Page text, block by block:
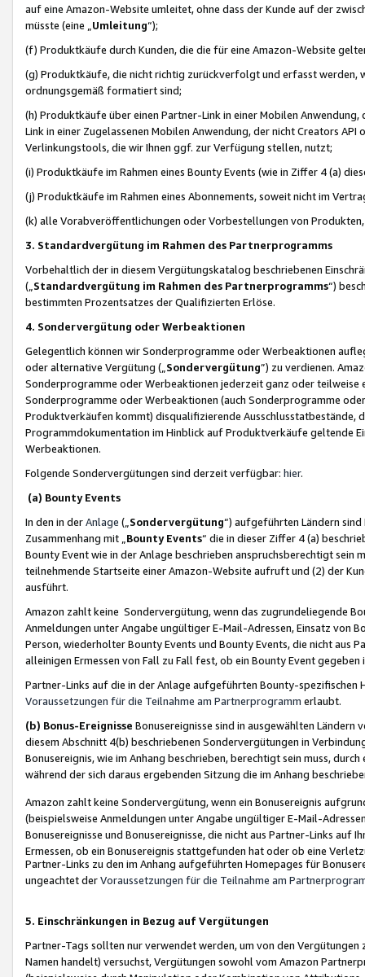
auf eine Amazon-Website umleitet, ohne dass der Kunde auf der
müsste (eine „ Umleitung“);
(f) Produktkäufe durch Kunden, die die für eine Amazon-Website
(g) Produktkäufe, die nicht richtig zurückverfolgt und erfasst werden,
ordnungsgemäß formatiert sind;
(h) Produktkäufe über einen Partner-Link in einer Mobilen
Link in einer Zugelassenen Mobilen Anwendung, der nicht Creators
Verlinkungstools, die wir Ihnen ggf. zur Verfügung stellen, nutzt;
(i) Produktkäufe im Rahmen eines Bounty Events (wie in Ziffer 4 (a)
(j) Produktkäufe im Rahmen eines Abonnements, soweit nicht im
(k) alle Vorabveröffentlichungen oder Vorbestellungen von
3. Standardvergütung im Rahmen des Partnerprogramms
Vorbehaltlich der in diesem Vergütungskatalog beschriebenen
(„ Standardvergütung im Rahmen des Partnerprogramms“)
bestimmten Prozentsatzes der Qualifizierten Erlöse.
4. Sondervergütung oder Werbeaktionen
Gelegentlich können wir Sonderprogramme oder Werbeaktionen
oder alternative Vergütung („ Sondervergütung”) zu verdienen.
Sonderprogramme oder Werbeaktionen jederzeit ganz oder
Sonderprogramme oder Werbeaktionen (auch Sonderprogramme
Produktverkäufen kommt) disqualifizierende Ausschlusstatbestände,
Programmdokumentation im Hinblick auf Produktverkäufe geltende
Werbeaktionen.
Folgende Sondervergütungen sind derzeit verfügbar: hier.
(a) Bounty Events
In den in derAnlage („ Sondervergütung“) aufgeführten Ländern
Zusammenhang mit „ Bounty Events“ die in dieser Ziffer 4 (a)
Bounty Event wie in der Anlage beschrieben anspruchsberechtigt sein
teilnehmende Startseite einer Amazon-Website aufruft und (2) der
ausführt.
Amazon zahlt keine Sondervergütung, wenn das zugrundeliegende
Anmeldungen unter Angabe ungültiger E-Mail-Adressen, Einsatz von
Person, wiederholter Bounty Events und Bounty Events, die nicht
alleinigen Ermessen von Fall zu Fall fest, ob ein Bounty Event
Partner-Links auf die in der Anlage aufgeführten Bounty-spezifischen
Voraussetzungen für die Teilnahme am Partnerprogramm erlaubt.
(b) Bonus-Ereignisse Bonusereignisse sind in ausgewählten Ländern
diesem Abschnitt 4(b) beschriebenen Sondervergütungen in
Bonusereignis, wie im Anhang beschrieben, berechtigt sein muss,
während der sich daraus ergebenden Sitzung die im Anhang
Amazon zahlt keine Sondervergütung, wenn ein Bonusereignis
(beispielsweise Anmeldungen unter Angabe ungültiger E-Mail-
Bonusereignisse und Bonusereignisse, die nicht aus Partner-Links auf
Ermessen, ob ein Bonusereignis stattgefunden hat oder ob eine
Partner-Links zu den im Anhang aufgeführten Homepages für
ungeachtet derVoraussetzungen für die Teilnahme am
5. Einschränkungen in Bezug auf Vergütungen
Partner-Tags sollten nur verwendet werden, um von den
Namen handelt) versuchst, Vergütungen sowohl vom Amazon